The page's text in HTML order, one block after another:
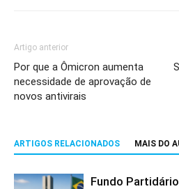
Artigo anterior
Por que a Ômicron aumenta
necessidade de aprovação de
novos antivirais
ARTIGOS RELACIONADOS MAIS DO
Fundo